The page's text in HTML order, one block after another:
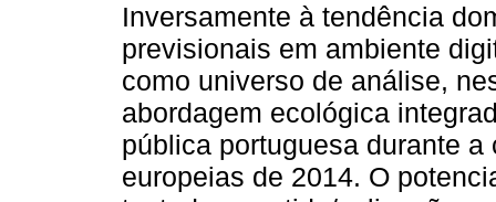
Inversamente à tendência
previsionais em ambiente
como universo de análise,
abordagem ecológica
pública portuguesa durante
europeias de 2014. O